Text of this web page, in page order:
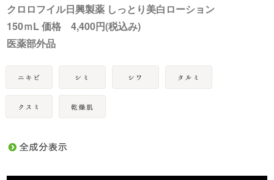
クロロフイル日興製薬 しっとり美白ローション
150ｍL 価格 4,400円(税込み)
医薬部外品